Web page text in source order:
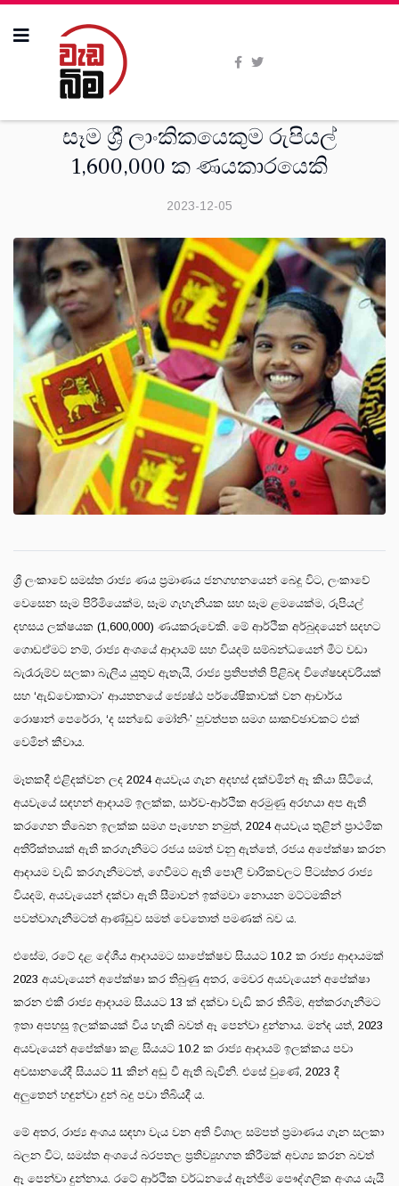
සෑම ශ්‍රී ලාංකිකයෙකුම රුපියල්
1,600,000 ක ණයකාරයෙකි
2023-12-05
ශ්‍රී ලංකාවේ සමස්ත රාජ්‍ය ණය ප්‍රමාණය ජනගහනයෙන් බෙදූ විට, ලංකාවේ
වෙසෙන සෑම පිරිමියෙක්ම, සෑම ගැහැනියක සහ සෑම ළමයෙක්ම, රුපියල්
දහසය ලක්ෂයක (1,600,000) ණයකරුවෙකි. මේ ආර්ථික අර්බුදයෙන් සදහට
ගොඩඒමට නම්, රාජ්‍ය අංශයේ ආදායම් සහ වියදම් සම්බන්ධයෙන් මීට වඩා
බැරෑරුම්ව සලකා බැලිය යුතුව ඇතැයි, රාජ්‍ය ප්‍රතිපත්ති පිළිබඳ විශේෂඥවරියක්
සහ ‘ඇඩ්වොකාටා’ ආයතනයේ ජ්‍යෙෂ්ඨ පර්යේෂිකාවක් වන ආචාර්ය
රොෂාන් පෙරේරා, ‘ද සන්ඩේ මෝනිං’ පුවත්පත සමග සාකච්ඡාවකට එක්
වෙමින් කීවාය.
මෑතකදී එළිදක්වන ලද 2024 අයවැය ගැන අදහස් දක්වමින් ඈ කියා සිටියේ,
අයවැයේ සඳහන් ආදායම් ඉලක්ක, සාර්ව-ආර්ථික අරමුණු අරභයා අප ඇති
කරගෙන තිබෙන ඉලක්ක සමග පෑහෙන නමුත්, 2024 අයවැය තුළින් ප්‍රාථමික
අතිරික්තයක් ඇති කරගැනීමට රජය සමත් වනු ඇත්තේ, රජය අපේක්ෂා කරන
ආදායම වැඩි කරගැනීමටත්, ගෙවීමට ඇති පොලී වාරිකවලට පිටස්තර රාජ්‍ය
වියදම්, අයවැයෙන් දක්වා ඇති සීමාවන් ඉක්මවා නොයන මට්ටමකින්
පවත්වාගැනීමටත් ආණ්ඩුව සමත් වෙතොත් පමණක් බව ය.
එසේම, රටේ දළ දේශීය ආදායමට සාපේක්ෂව සියයට 10.2 ක රාජ්‍ය ආදායමක්
2023 අයවැයෙන් අපේක්ෂා කර තිබුණු අතර, මෙවර අයවැයෙන් අපේක්ෂා
කරන එකී රාජ්‍ය ආදායම සියයට 13 ක් දක්වා වැඩි කර තිබීම, අත්කරගැනීමට
ඉතා අපහසු ඉලක්කයක් විය හැකි බවත් ඈ පෙන්වා දුන්නාය. මන්ද යත්, 2023
අයවැයෙන් අපේක්ෂා කළ සියයට 10.2 ක රාජ්‍ය ආදායම් ඉලක්කය පවා
අවසානයේදී සියයට 11 කින් අඩු වී ඇති බැවිනි. එසේ වුණේ, 2023 දී
අලුතෙන් හඳුන්වා දුන් බදු පවා තිබියදී ය.
මේ අතර, රාජ්‍ය අංශය සඳහා වැය වන අති විශාල සම්පත් ප්‍රමාණය ගැන සලකා
බලන විට, සමස්ත අංශයේ බරපතල ප්‍රතිව්‍යුහගත කිරීමක් අවශ්‍ය කරන බවත්
ඈ පෙන්වා දුන්නාය. රටේ ආර්ථික වර්ධනයේ ඇන්ජිම පෞද්ගලික අංශය යැයි